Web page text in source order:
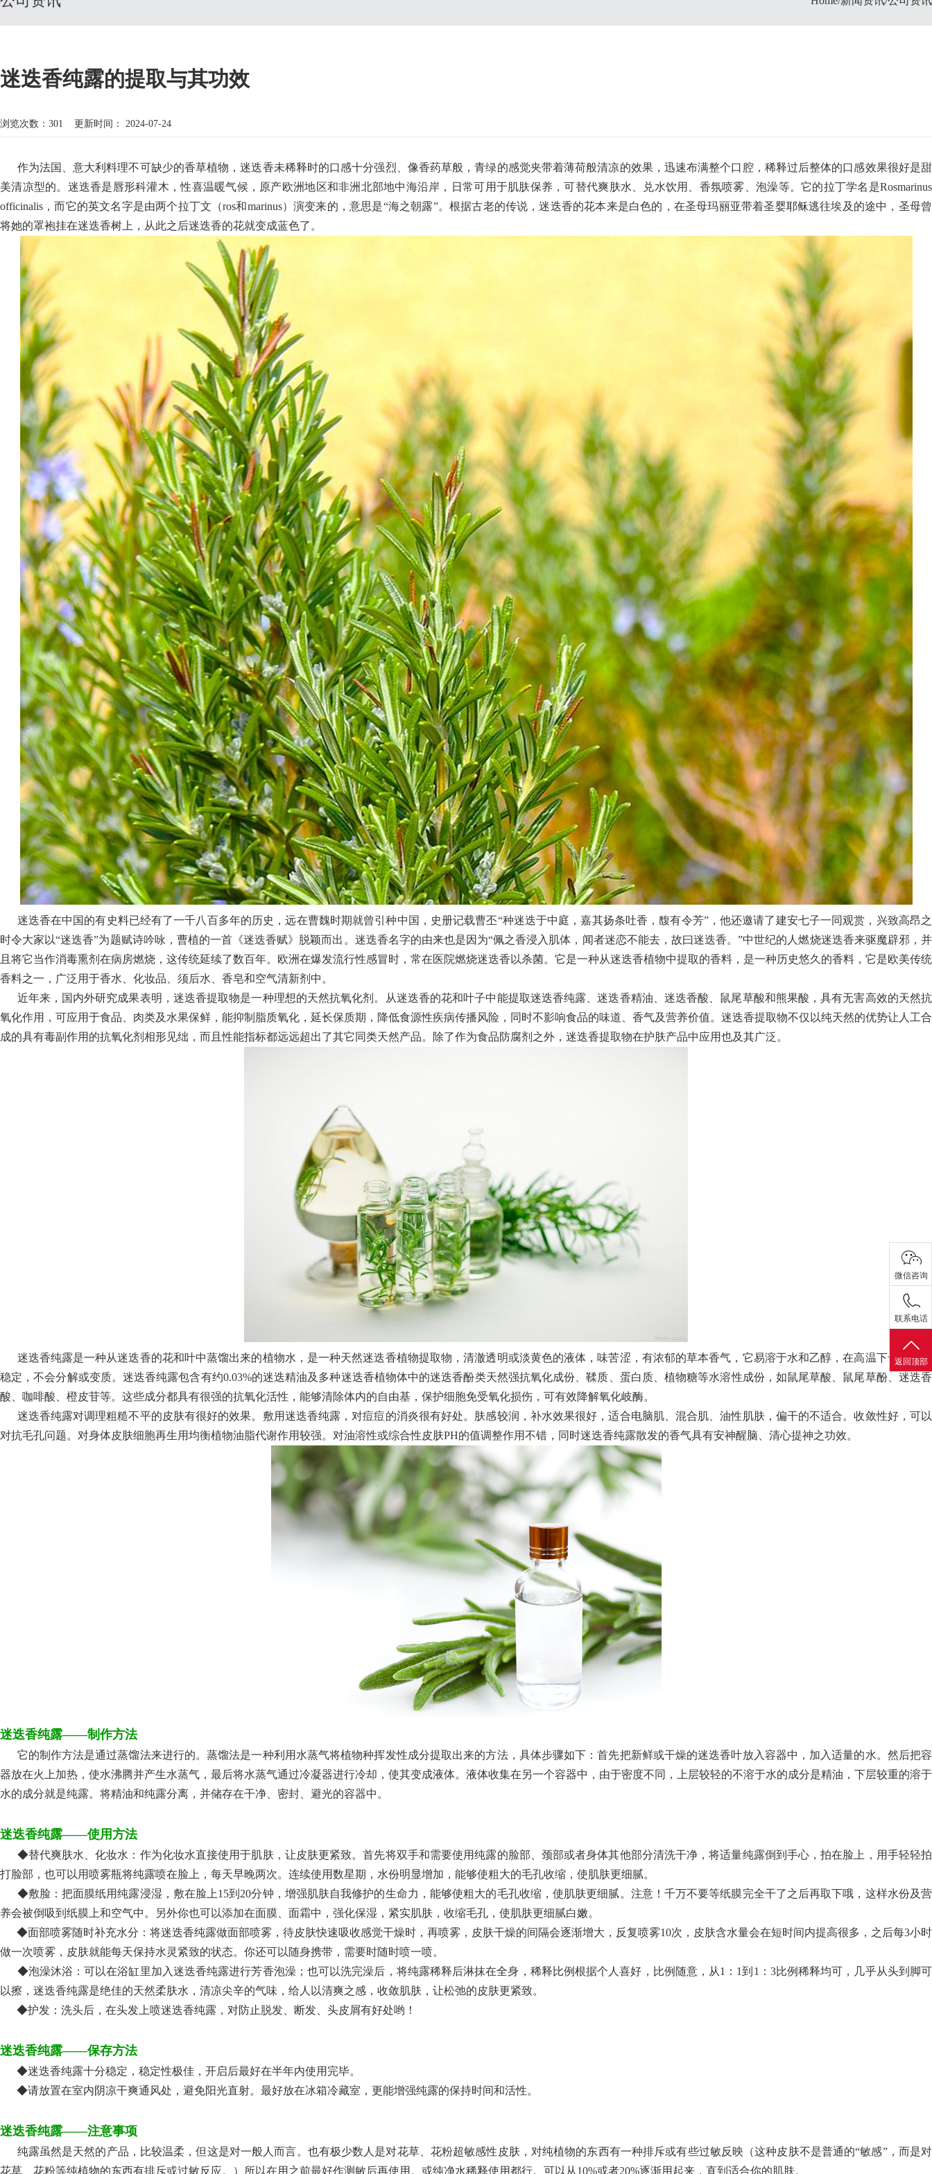
迷迭香纯露的提取与其功效
浏览次数： 301 更新时间： 2024-07-24
作为法国、意大利料理不可缺少的香草植物，迷迭香未稀释时的口感十分强烈、像香药草般，青绿的感觉夹带着薄荷般清凉的效果，迅速布满整个口腔，稀释过后整体的口感效果很好是甜
美清凉型的。迷迭香是唇形科灌木，性喜温暖气候，原产欧洲地区和非洲北部地中海沿岸，日常可用于肌肤保养，可替代爽肤水、兑水饮用、香氛喷雾、泡澡等。它的拉丁学名是Rosmarinus
officinalis，而它的英文名字是由两个拉丁文（ros和marinus）演变来的，意思是“海之朝露”。根据古老的传说，迷迭香的花本来是白色的，在圣母玛丽亚带着圣婴耶稣逃往埃及的途中，圣母曾
将她的罩袍挂在迷迭香树上，从此之后迷迭香的花就变成蓝色了。
迷迭香在中国的有史料已经有了一千八百多年的历史，远在曹魏时期就曾引种中国，史册记载曹丕“种迷迭于中庭，嘉其扬条吐香，馥有令芳”，他还邀请了建安七子一同观赏，兴致高昂之
时令大家以“迷迭香”为题赋诗吟咏，曹植的一首《迷迭香赋》脱颖而出。迷迭香名字的由来也是因为“佩之香浸入肌体，闻者迷恋不能去，故曰迷迭香。”中世纪的人燃烧迷迭香来驱魔辟邪，并
且将它当作消毒熏剂在病房燃烧，这传统延续了数百年。欧洲在爆发流行性感冒时，常在医院燃烧迷迭香以杀菌。它是一种从迷迭香植物中提取的香料，是一种历史悠久的香料，它是欧美传统
香料之一，广泛用于香水、化妆品、须后水、香皂和空气清新剂中。
近年来，国内外研究成果表明，迷迭香提取物是一种理想的天然抗氧化剂。从迷迭香的花和叶子中能提取迷迭香纯露、迷迭香精油、迷迭香酸、鼠尾草酸和熊果酸，具有无害高效的天然抗
氧化作用，可应用于食品、肉类及水果保鲜，能抑制脂质氧化，延长保质期，降低食源性疾病传播风险，同时不影响食品的味道、香气及营养价值。迷迭香提取物不仅以纯天然的优势让人工合
成的具有毒副作用的抗氧化剂相形见绌，而且性能指标都远远超出了其它同类天然产品。除了作为食品防腐剂之外，迷迭香提取物在护肤产品中应用也及其广泛。
迷迭香纯露是一种从迷迭香的花和叶中蒸馏出来的植物水，是一种天然迷迭香植物提取物，清澈透明或淡黄色的液体，味苦涩，有浓郁的草本香气，它易溶于水和乙醇，在高温下也能保持
稳定，不会分解或变质。迷迭香纯露包含有约0.03%的迷迭精油及多种迷迭香植物体中的迷迭香酚类天然强抗氧化成份、鞣质、蛋白质、植物糖等水溶性成份，如鼠尾草酸、鼠尾草酚、迷迭香
酸、咖啡酸、橙皮苷等。这些成分都具有很强的抗氧化活性，能够清除体内的自由基，保护细胞免受氧化损伤，可有效降解氧化岐酶。
迷迭香纯露对调理粗糙不平的皮肤有很好的效果。敷用迷迭香纯露，对痘痘的消炎很有好处。肤感较润，补水效果很好，适合电脑肌、混合肌、油性肌肤，偏干的不适合。收敛性好，可以
对抗毛孔问题。 对身体皮肤细胞再生用均衡植物油脂代谢作用较强。对油溶性或综合性皮肤PH的值调整作用不错，同时迷迭香纯露散发的香气具有安神醒脑、清心提神之功效。
迷迭香纯露——制作方法
它的制作方法是通过蒸馏法来进行的。蒸馏法是一种利用水蒸气将植物种挥发性成分提取出来的方法，具体步骤如下：首先把新鲜或干燥的迷迭香叶放入容器中，加入适量的水。然后把容
器放在火上加热，使水沸腾并产生水蒸气，最后将水蒸气通过冷凝器进行冷却，使其变成液体。液体收集在另一个容器中，由于密度不同，上层较轻的不溶于水的成分是精油，下层较重的溶于
水的成分就是纯露。将精油和纯露分离，并储存在干净、密封、避光的容器中。
迷迭香纯露——使用方法
◆替代爽肤水、化妆水：作为化妆水直接使用于肌肤，让皮肤更紧致。首先将双手和需要使用纯露的脸部、颈部或者身体其他部分清洗干净，将适量纯露倒到手心，拍在脸上，用手轻轻拍
打脸部，也可以用喷雾瓶将纯露喷在脸上，每天早晚两次。连续使用数星期，水份明显增加，能够使粗大的毛孔收缩，使肌肤更细腻。
◆敷脸：把面膜纸用纯露浸湿，敷在脸上15到20分钟，增强肌肤自我修护的生命力，能够使粗大的毛孔收缩，使肌肤更细腻。注意！千万不要等纸膜完全干了之后再取下哦，这样水份及营
养会被倒吸到纸膜上和空气中。另外你也可以添加在面膜、面霜中，强化保湿，紧实肌肤，收缩毛孔，使肌肤更细腻白嫩。
◆面部喷雾随时补充水分：将迷迭香纯露做面部喷雾，待皮肤快速吸收感觉干燥时，再喷雾，皮肤干燥的间隔会逐渐增大，反复喷雾10次，皮肤含水量会在短时间内提高很多，之后每3小时
做一次喷雾，皮肤就能每天保持水灵紧致的状态。你还可以随身携带，需要时随时喷一喷。
◆泡澡沐浴：可以在浴缸里加入迷迭香纯露进行芳香泡澡；也可以洗完澡后，将纯露稀释后淋抹在全身，稀释比例根据个人喜好，比例随意，从1：1到1：3比例稀释均可，几乎从头到脚可
以擦，迷迭香纯露是绝佳的天然柔肤水，清凉尖辛的气味，给人以清爽之感，收敛肌肤，让松弛的皮肤更紧致。
◆护发：洗头后，在头发上喷迷迭香纯露，对防止脱发、断发、头皮屑有好处哟！
迷迭香纯露——保存方法
◆迷迭香纯露十分稳定，稳定性极佳，开启后最好在半年内使用完毕。
◆请放置在室内阴凉干爽通风处，避免阳光直射。最好放在冰箱冷藏室，更能增强纯露的保持时间和活性。
迷迭香纯露——注意事项
纯露虽然是天然的产品，比较温柔，但这是对一般人而言。也有极少数人是对花草、花粉超敏感性皮肤，对纯植物的东西有一种排斥或有些过敏反映（这种皮肤不是普通的“敏感”，而是对
花草、花粉等纯植物的东西有排斥或过敏反应。）所以在用之前最好作测敏后再使用。或纯净水稀释使用都行。可以从10%或者20%逐渐用起来，直到适合你的肌肤。
微信咨询
联系电话
返回顶部